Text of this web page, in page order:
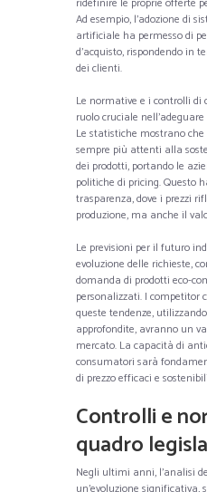
Ad esempio, l’adozione di
artificiale ha permesso di
d’acquisto, rispondendo in
dei clienti.
Le normative e i controlli
ruolo cruciale
Le statistiche mostrano
sempre più attenti alla
dei prodotti, portando le
politiche di pricing. Questo
trasparenza, dove i prezzi
produzione, ma anche il
Le previsioni per il futuro
evoluzione delle richieste,
domanda di prodotti eco-
personalizzati. I competitor
queste tendenze,
approfondite, avranno un
mercato. La capacità di
consumatori sarà
di prezzo efficaci e
Controlli e
quadro
Negli ultimi anni, l’analisi
un’evoluzione significativa,